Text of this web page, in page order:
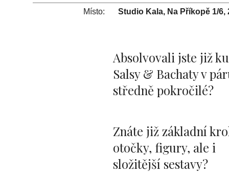
Místo: Studio Kala, Na Příkopě 1/6,
Absolvovali jste již
Salsy & Bachaty v
středně pokročilé?
Znáte již základní
otočky, figury, ale i
složitější sestavy?